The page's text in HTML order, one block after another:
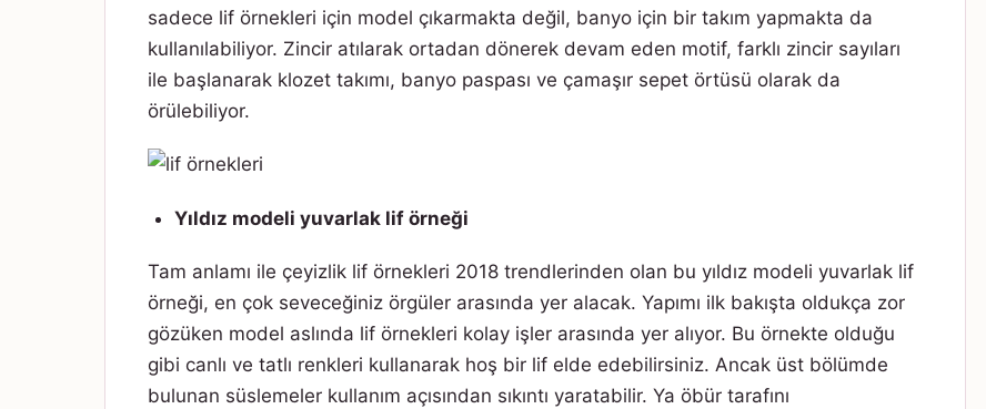
sadece lif örnekleri için model çıkarmakta değil, banyo için bir takım yapmakta da
kullanılabiliyor. Zincir atılarak ortadan dönerek devam eden motif, farklı zincir sayıları
ile başlanarak klozet takımı, banyo paspası ve çamaşır sepet örtüsü olarak da
örülebiliyor.
Yıldız modeli yuvarlak lif örneği
Tam anlamı ile çeyizlik lif örnekleri 2018 trendlerinden olan bu yıldız modeli yuvarlak lif
örneği, en çok seveceğiniz örgüler arasında yer alacak. Yapımı ilk bakışta oldukça zor
gözüken model aslında lif örnekleri kolay işler arasında yer alıyor. Bu örnekte olduğu
gibi canlı ve tatlı renkleri kullanarak hoş bir lif elde edebilirsiniz. Ancak üst bölümde
bulunan süslemeler kullanım açısından sıkıntı yaratabilir. Ya öbür tarafını